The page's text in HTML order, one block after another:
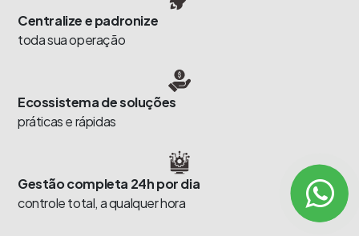
Centralize e padronize
toda sua operação
Ecossistema de soluções
práticas e rápidas
Gestão completa 24h por dia
controle total, a qualquer hora